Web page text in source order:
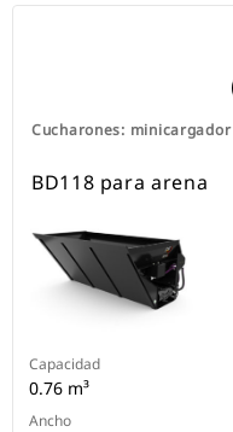
Cucharones: minicargador
BD118 para arena
Capacidad
0.76 m³
Ancho